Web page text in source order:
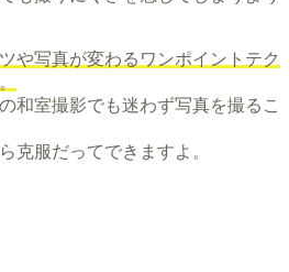
や写真が変わるワンポイントテク
和室撮影でも迷わず写真を撮るこ
克服だってできますよ。